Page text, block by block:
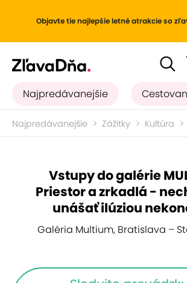
Objavte tie najlepšie letné atrakcie so
Najpredávanejšie
Najpredávanejšie Zážitky Kultúra
Vstupy do galérie
Priestor a zrkadlá -
unášať ilúziou
Galéria Multium, Bratislava –